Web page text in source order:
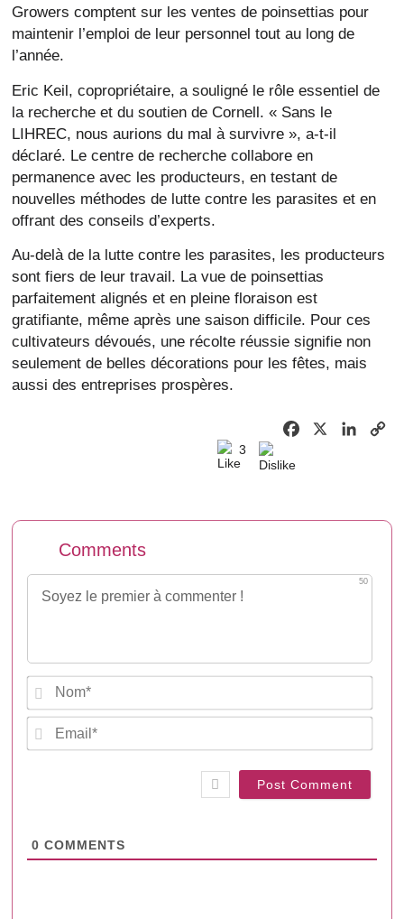
Growers comptent sur les ventes de poinsettias pour
maintenir l’emploi de leur personnel tout au long de
l’année.
Eric Keil, copropriétaire, a souligné le rôle essentiel de
la recherche et du soutien de Cornell. « Sans le
LIHREC, nous aurions du mal à survivre », a-t-il
déclaré. Le centre de recherche collabore en
permanence avec les producteurs, en testant de
nouvelles méthodes de lutte contre les parasites et en
offrant des conseils d’experts.
Au-delà de la lutte contre les parasites, les producteurs
sont fiers de leur travail. La vue de poinsettias
parfaitement alignés et en pleine floraison est
gratifiante, même après une saison difficile. Pour ces
cultivateurs dévoués, une récolte réussie signifie non
seulement de belles décorations pour les fêtes, mais
aussi des entreprises prospères.
Facebook
3
Comments
50
0 COMMENTS